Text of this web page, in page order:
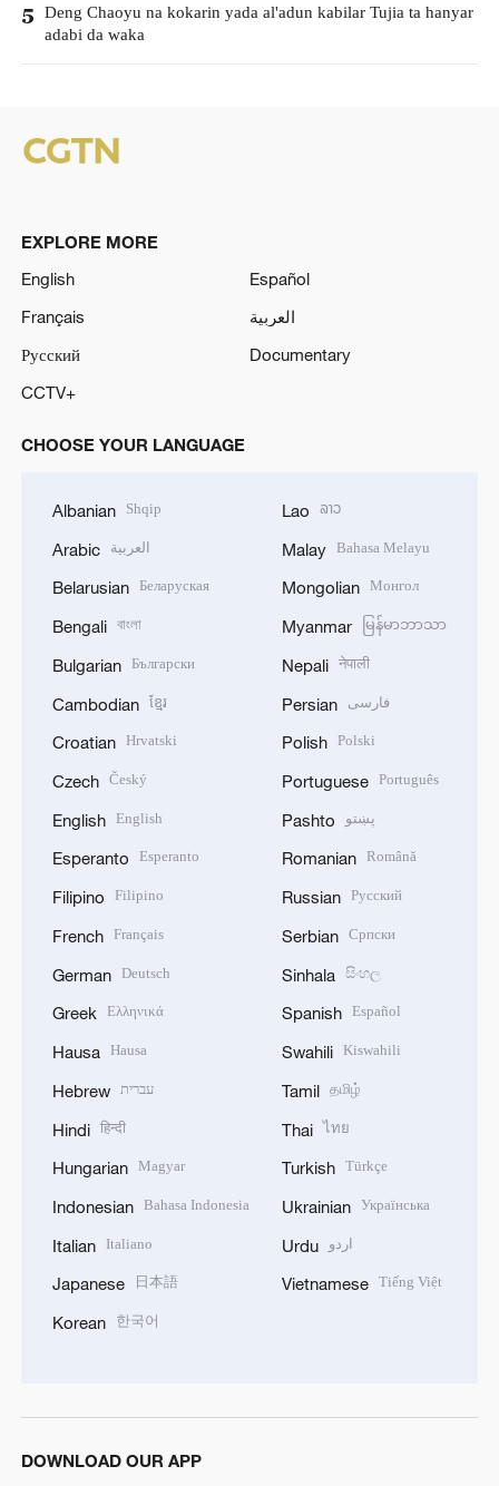
5 Deng Chaoyu na kokarin yada al'adun kabilar Tujia ta hanyar
adabi da waka
EXPLORE MORE
English
Español
Français
العربية
Русский
Documentary
CCTV+
CHOOSE YOUR LANGUAGE
Albanian Shqip
Arabic العربية
Belarusian Беларуская
Bengali বাংলা
Bulgarian Български
Cambodian ខ្មែរ
Croatian Hrvatski
Czech Český
English English
Esperanto Esperanto
Filipino Filipino
French Français
German Deutsch
Greek Ελληνικά
Hausa Hausa
Hebrew עברית
Hindi हिन्दी
Hungarian Magyar
Indonesian Bahasa Indonesia
Italian Italiano
Japanese 日本語
Korean 한국어
Lao ລາວ
Malay Bahasa Melayu
Mongolian Монгол
Myanmar မြန်မာဘာသာ
Nepali नेपाली
Persian فارسی
Polish Polski
Portuguese Português
Pashto پښتو
Romanian Română
Russian Русский
Serbian Српски
Sinhala සිංහල
Spanish Español
Swahili Kiswahili
Tamil தமிழ்
Thai ไทย
Turkish Türkçe
Ukrainian Українська
Urdu اردو
Vietnamese Tiếng Việt
DOWNLOAD OUR APP